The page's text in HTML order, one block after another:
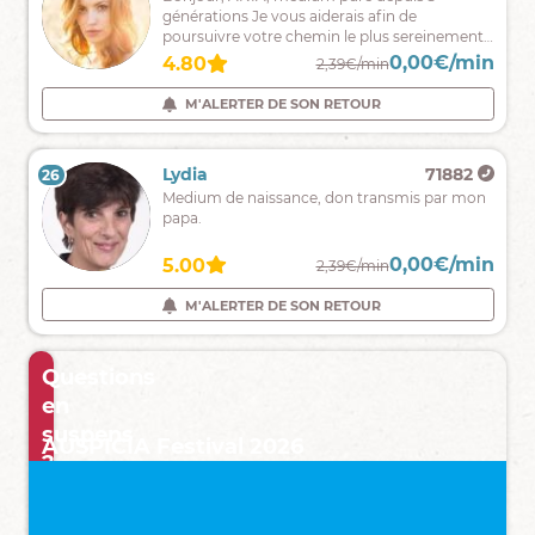
Questions
en
suspens
?
AUSPICIA Festival 2026
concis
et
surtout
complaisance
4.70 1,90€/min 0,00€/min
M'ALERTER DE SON RETOUR
générations Je vous aiderais afin de
poursuivre votre chemin le plus sereinement
possible .a très vite !!
4.80 2,39€/min0,00€/min
M'ALERTER DE SON RETOUR
25 Taina
9721
decouvrez
maintenant
que
votre
avenir
vous
réserve
4.94 1,95€/min 0,00€/min
M'ALERTER DE SON RETOUR
26 Lydia 71882
Medium de naissance, don transmis par mon
papa.
5.00 2,39€/min0,00€/min
M'ALERTER DE SON RETOUR